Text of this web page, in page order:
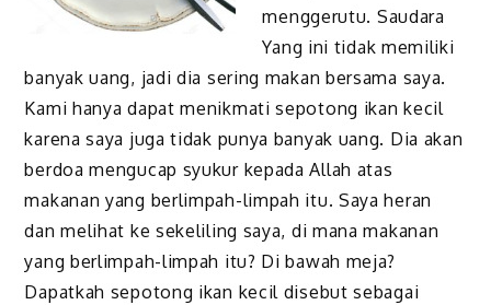
menggerutu. Saudara
Yang ini tidak memiliki
banyak uang, jadi dia sering makan bersama saya.
Kami hanya dapat menikmati sepotong ikan kecil
karena saya juga tidak punya banyak uang. Dia akan
berdoa mengucap syukur kepada Allah atas
makanan yang berlimpah-limpah itu. Saya heran
dan melihat ke sekeliling saya, di mana makanan
yang berlimpah-limpah itu? Di bawah meja?
Dapatkah sepotong ikan kecil disebut sebagai